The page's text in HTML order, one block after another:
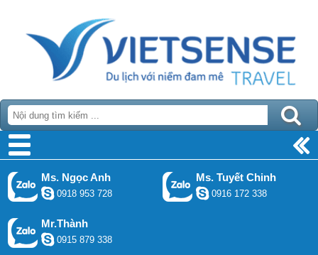
Ms. Ngọc Anh
0918 953 728
Ms. Tuyết Chinh
0916 172 338
Mr.Thành
0915 879 338